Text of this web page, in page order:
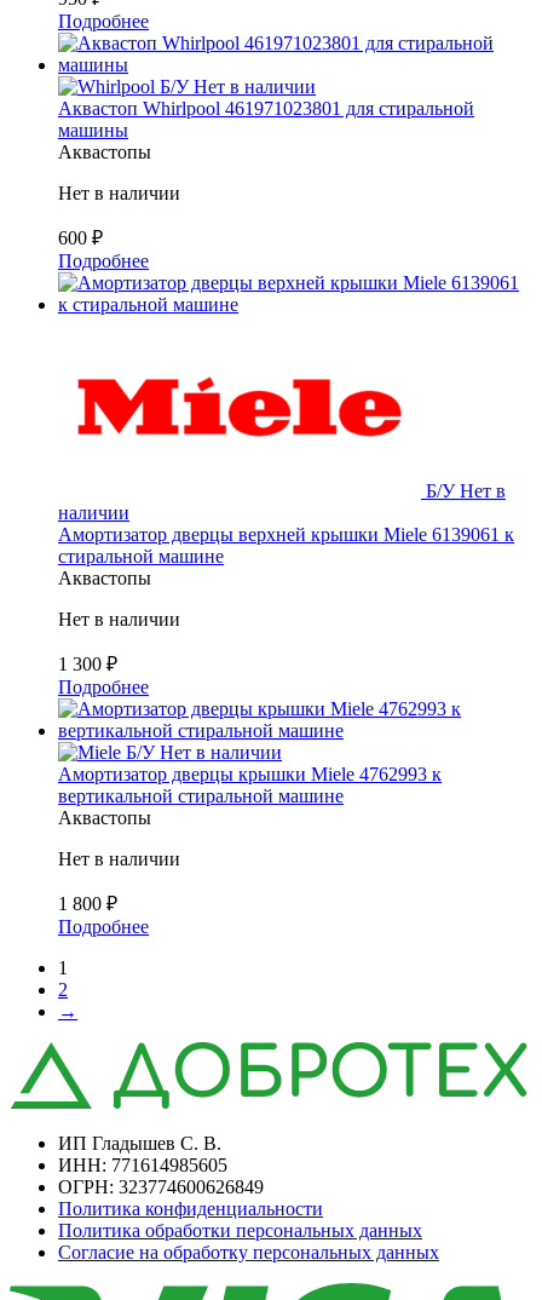
Подробнее
Б/У Нет в наличии
Аквастоп Whirlpool 461971023801 для стиральной
машины
Аквастопы
Нет в наличии
600 ₽
Подробнее
Б/У Нет в
наличии
Амортизатор дверцы верхней крышки Miele 6139061 к
стиральной машине
Аквастопы
Нет в наличии
1 300 ₽
Подробнее
Б/У Нет в наличии
Амортизатор дверцы крышки Miele 4762993 к
вертикальной стиральной машине
Аквастопы
Нет в наличии
1 800 ₽
Подробнее
1
2
→
ИП Гладышев С. В.
ИНН: 771614985605
ОГРН: 323774600626849
Политика конфиденциальности
Политика обработки персональных данных
Согласие на обработку персональных данных